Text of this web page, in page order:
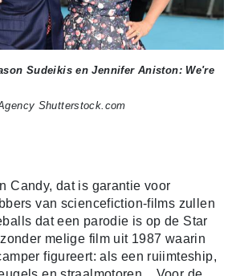
Sudeikis en Jennifer Aniston: We're
Shutterstock.com
Candy, dat is garantie voor
van sciencefiction-films zullen
dat een parodie is op de Star
melige film uit 1987 waarin
figureert: als een ruiimteship,